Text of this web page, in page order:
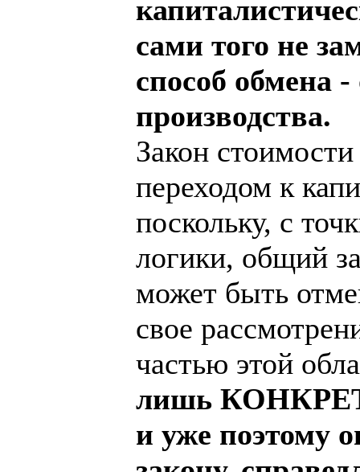
сами того не
способ обмена
производства.
Закон
переходом к
поскольку, с
логики, общий
может быть
свое
частью этой
лишь
и уже поэтому